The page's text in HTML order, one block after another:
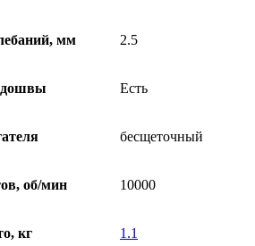
мм 2.5
Есть
бесщеточный
об/мин 10000
кг 1.1